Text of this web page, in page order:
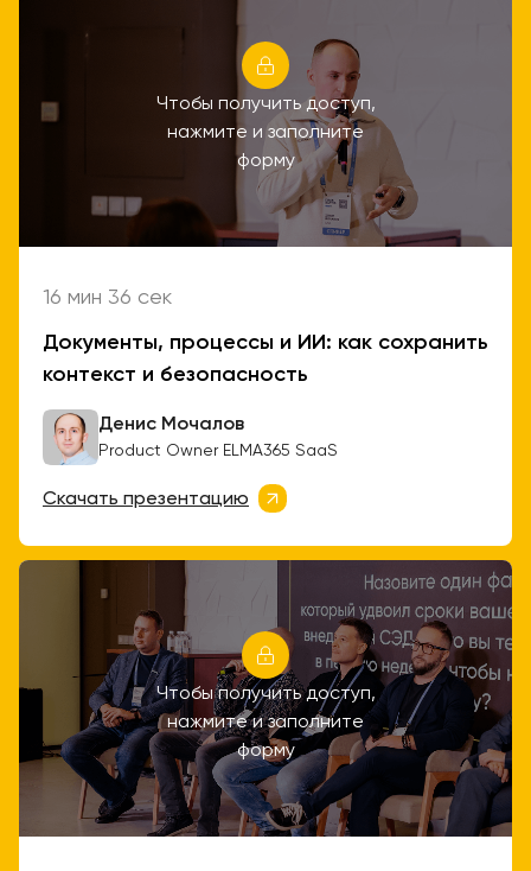
Чтобы получить доступ,
нажмите и заполните
форму
16 мин 36 сек
Документы, процессы и ИИ: как сохранить
контекст и безопасность
Денис Мочалов
Product Owner ELMA365 SaaS
Скачать презентацию
Чтобы получить доступ,
нажмите и заполните
форму